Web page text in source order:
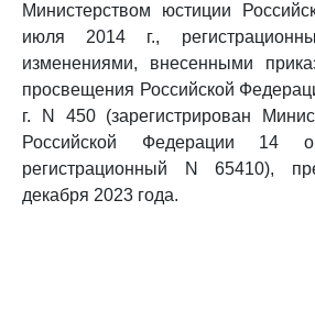
Министерством юстиции
июля 2014 г.,
изменениями, внесенными
просвещения Российской
г. N 450 (зарегистрирован
Российской Федерации 14
регистрационный N 65410),
декабря 2023 года.